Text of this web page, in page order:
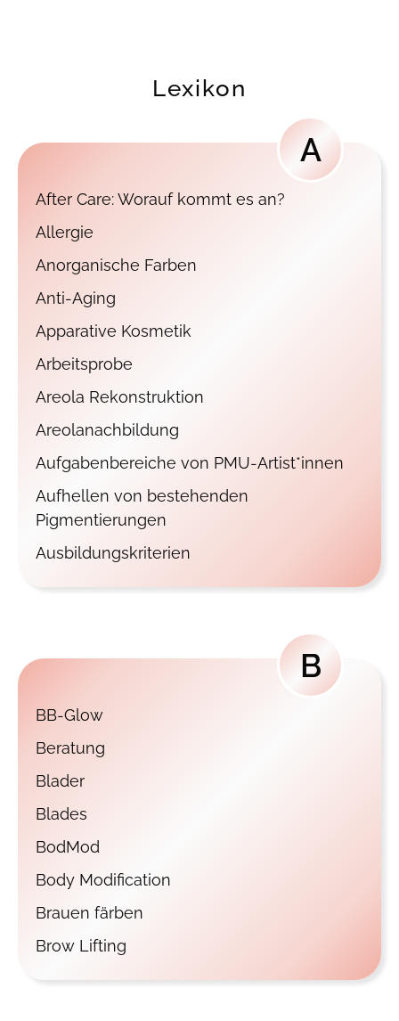
Lexikon
A
After Care: Worauf kommt es an?
Allergie
Anorganische Farben
Anti-Aging
Apparative Kosmetik
Arbeitsprobe
Areola Rekonstruktion
Areolanachbildung
Aufgabenbereiche von PMU-Artist*innen
Aufhellen von bestehenden
Pigmentierungen
Ausbildungskriterien
B
BB-Glow
Beratung
Blader
Blades
BodMod
Body Modification
Brauen färben
Brow Lifting